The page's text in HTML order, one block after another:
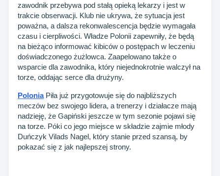
zawodnik przebywa pod stałą opieką lekarzy i jest w
trakcie obserwacji. Klub nie ukrywa, że sytuacja jest
poważna, a dalsza rekonwalescencja będzie wymagała
czasu i cierpliwości. Władze Polonii zapewniły, że będą
na bieżąco informować kibiców o postępach w leczeniu
doświadczonego żużlowca. Zaapelowano także o
wsparcie dla zawodnika, który niejednokrotnie walczył na
torze, oddając serce dla drużyny.
PoloniaPiła już przygotowuje się do najbliższych
meczów bez swojego lidera, a trenerzy i działacze mają
nadzieję, że Gapiński jeszcze w tym sezonie pojawi się
na torze. Póki co jego miejsce w składzie zajmie młody
Duńczyk Vilads Nagel, który stanie przed szansą, by
pokazać się z jak najlepszej strony.